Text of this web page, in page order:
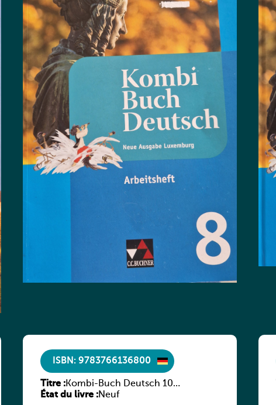
ISBN: 9783766136800
Titre :Kombi-Buch Deutsch 10
Arbeitsheft
État du livre :Neuf